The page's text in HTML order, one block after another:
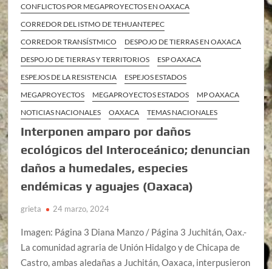
CONFLICTOS POR MEGAPROYECTOS EN OAXACA
CORREDOR DEL ISTMO DE TEHUANTEPEC
CORREDOR TRANSÍSTMICO
DESPOJO DE TIERRAS EN OAXACA
DESPOJO DE TIERRAS Y TERRITORIOS
ESP OAXACA
ESPEJOS DE LA RESISTENCIA
ESPEJOS ESTADOS
MEGAPROYECTOS
MEGAPROYECTOS ESTADOS
MP OAXACA
NOTICIAS NACIONALES
OAXACA TEMAS NACIONALES
Interponen amparo por daños
ecológicos del Interoceánico; denuncian
daños a humedales, especies
endémicas y aguajes (Oaxaca)
grieta 24 marzo, 2024
Imagen: Página 3 Diana Manzo / Página 3 Juchitán, Oax.-
La comunidad agraria de Unión Hidalgo y de Chicapa de
Castro, ambas aledañas a Juchitán, Oaxaca, interpusieron